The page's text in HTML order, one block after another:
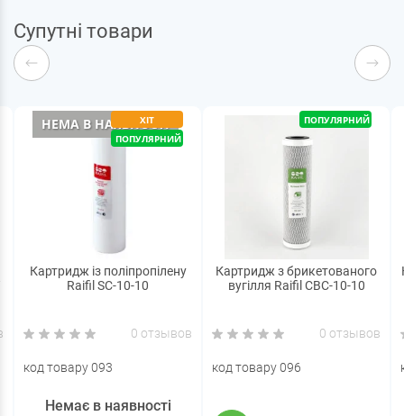
Супутні товари
НЕМА В НАЯВНОСТІ
ХІТ
ПОПУЛЯРНИЙ
Картридж із поліпропілену
Raifil SC-10-10
0 отзывов
код товару 093
Немає в наявності
ПОПУЛЯРНИЙ
Картридж з брикетованого
вугілля Raifil CBC-10-10
0 отзывов
код товару 096